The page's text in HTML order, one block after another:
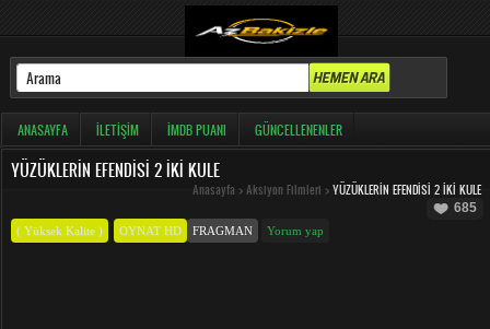
ANASAYFA İLETIŞIM İMDB PUANI GÜNCELLENENLER
YÜZÜKLERIN EFENDISI 2 İKI KULE
Anasayfa > Aksiyon Filmleri > YÜZÜKLERIN EFENDISI 2 İKI KULE
685
( Yüksek Kalite ) OYNAT HD FRAGMAN Yorum yap